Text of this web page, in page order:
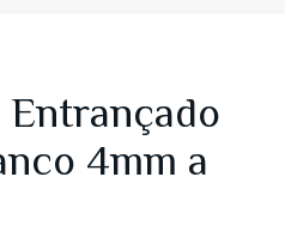
4mm a